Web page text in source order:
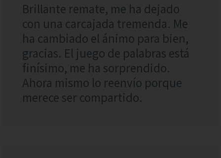
Brillante remate, me ha dejado
con una carcajada tremenda. Me
ha cambiado el ánimo para bien,
gracias. El juego de palabras está
finísimo, me ha sorprendido.
Ahora mismo lo reenvío porque
merece ser compartido.